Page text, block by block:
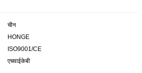
चीन
HONGE
ISO9001/CE
एचवाईकेबी